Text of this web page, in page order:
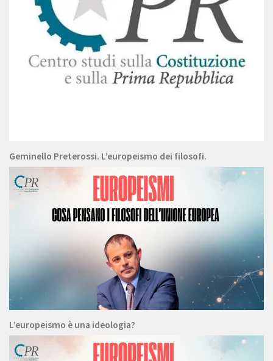
Geminello Preterossi. L’europeismo dei filosofi.
L’europeismo è una ideologia?